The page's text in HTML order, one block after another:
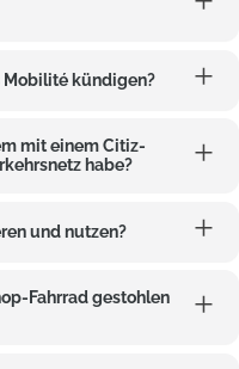
Mobilité kündigen?
mit einem Citiz-
habe?
und nutzen?
Fahrrad gestohlen